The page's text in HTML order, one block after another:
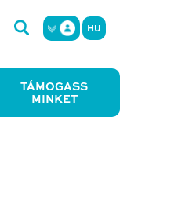
HU
TÁMOGASS
MINKET